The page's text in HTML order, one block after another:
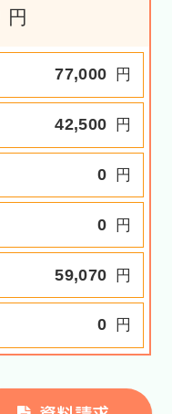
円
77,000 円
42,500 円
0 円
0 円
59,070 円
0 円